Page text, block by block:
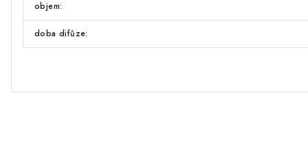
objem:
doba difůze: